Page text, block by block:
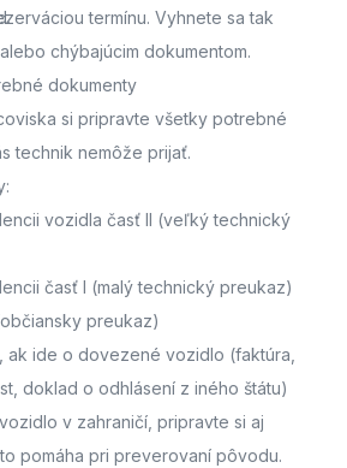
termínu. Vyhnete sa tak
chýbajúcim dokumentom.
dokumenty
si pripravte všetky potrebné
technik nemôže prijať.
vozidla časť II (veľký technický
časť I (malý technický preukaz)
preukaz)
ak ide o dovezené vozidlo (faktúra,
doklad o odhlásení z iného štátu)
v zahraničí, pripravte si aj
pomáha pri preverovaní pôvodu.